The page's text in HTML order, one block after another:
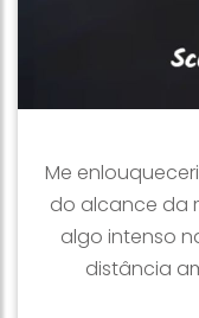
Me
do alcance da
algo intenso
distância